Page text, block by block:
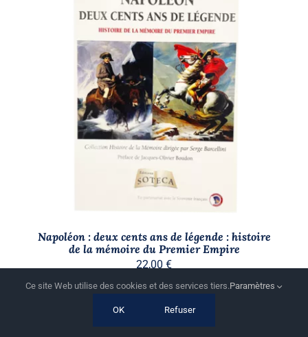
AJOUTER AU PANIER
/
Napoléon : deux cents ans de légende : histoire
de la mémoire du Premier Empire
22,00 €
Ce site Web utilise des cookies et des services tiers.Paramètres
OK Refuser